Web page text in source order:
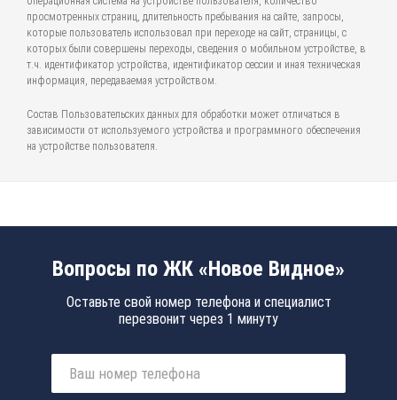
просмотренных страниц, длительность пребывания на сайте, запросы,
которые пользователь использовал при переходе на сайт, страницы, с
которых были совершены переходы, сведения о мобильном устройстве, в
т.ч. идентификатор устройства, идентификатор сессии и иная техническая
информация, передаваемая устройством.
Состав Пользовательских данных для обработки может отличаться в
зависимости от используемого устройства и программного обеспечения
на устройстве пользователя.
Вопросы по ЖК «Новое Видное»
Оставьте свой номер телефона и специалист
перезвонит через 1 минуту